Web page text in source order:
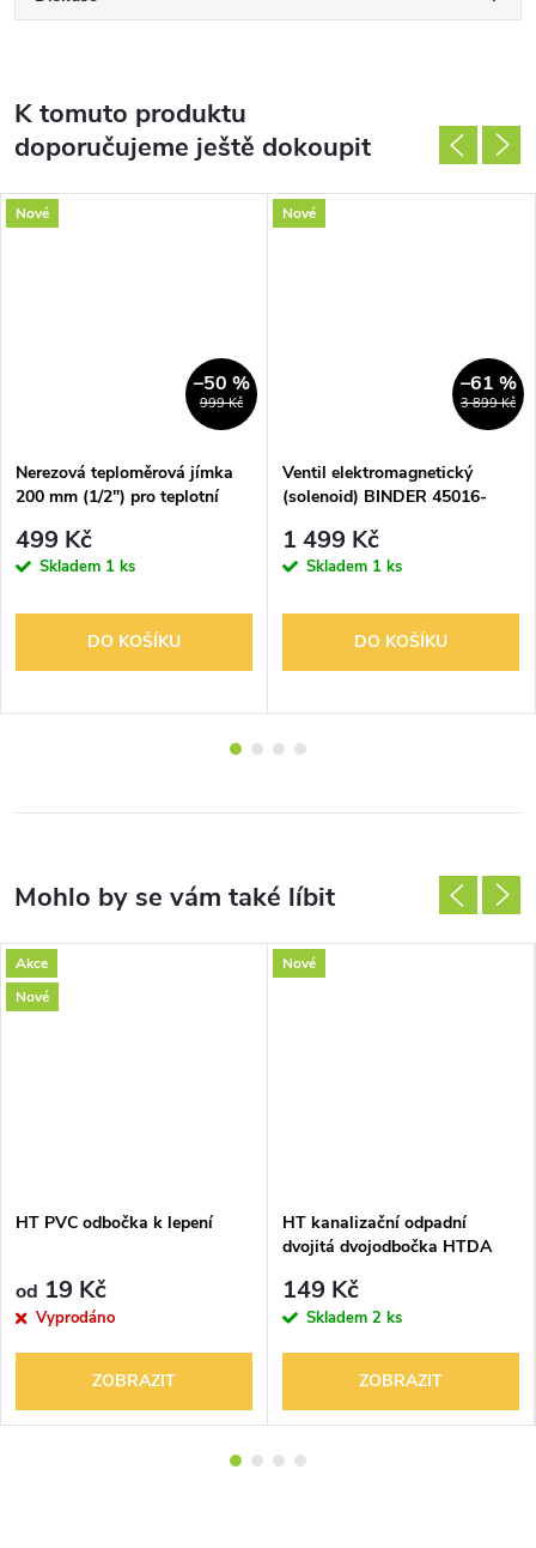
K tomuto produktu
doporučujeme ještě dokoupit
Nové
999 Kč
–50 %
Nerezová teploměrová jímka
200 mm (1/2") pro teplotní
499 Kč
Skladem 1 ks
DO KOŠÍKU
Nové
3 899 Kč
–61 %
Ventil elektromagnetický
(solenoid) BINDER 45016-
1 499 Kč
Skladem 1 ks
DO KOŠÍKU
Akce
Nové
HT PVC odbočka k lepení
od 19 Kč
Vyprodáno
ZOBRAZIT
Nové
HT kanalizační odpadní
dvojitá dvojodbočka HTDA
149 Kč
Skladem 2 ks
ZOBRAZIT